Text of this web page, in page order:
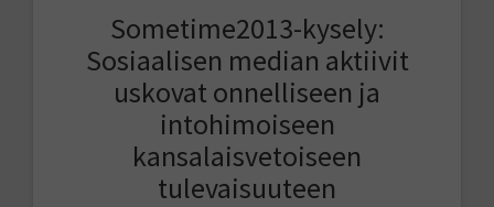
Sometime2013-kysely:
Sosiaalisen median aktiivit
uskovat onnelliseen ja
intohimoiseen
kansalaisvetoiseen
tulevaisuuteen